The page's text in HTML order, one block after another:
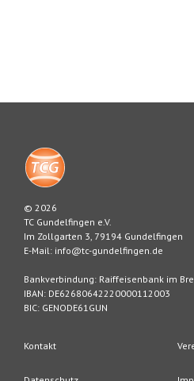
© 2026
TC Gundelfingen e.V.
Im Zollgarten 3, 79194 Gundelfingen
E-Mail: info@tc-gundelfingen.de
Bankverbindung: Raiffeisenbank im
IBAN: DE62680642220000112003
BIC: GENODE61GUN
Kontakt